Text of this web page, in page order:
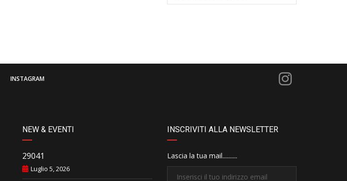
INSTAGRAM
NEW & EVENTI
29041
Luglio 5, 2026
INSCRIVITI ALLA NEWSLETTER
Lascia la tua mail..........